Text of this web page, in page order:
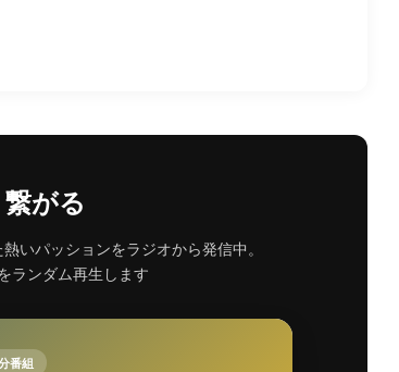
がる
いパッションをラジオから発信中。
ランダム再生します
番組